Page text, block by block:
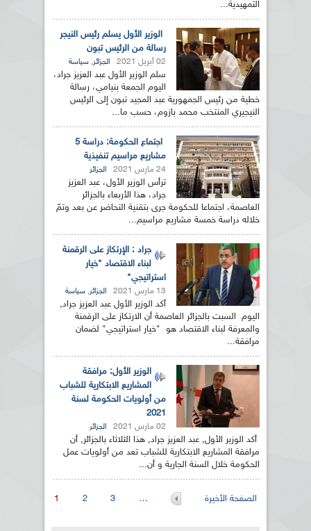
التمهيدية...
الوزير الأول يسلم رئيس النيجر
رسالة من الرئيس تبون
02 أبريل 2021 الجزائر, سياسة
سلم الوزير الأول عبد العزيز جراد،
اليوم الجمعة بنيامي، رسالة
خطية من رئيس الجمهورية عبد المجيد تبون إلى الرئيس
النيجيري المنتخب محمد بازوم، حسب ما...
اجتماع الحكومة: دراسة 5
مشاريع مراسيم تنفيذية
24 مارس 2021 الجزائر
ترأس الوزير الأول، عبد العزيز
جراد، هذا الأربعاء بالجزائر
العاصمة، اجتماعا للحكومة جرى بتقنية التحاضر عن بعد وتمّ
خلاله دراسة خمسة مشاريع مراسيم...
جراد : الإرتكاز على الرقمنة
لبناء الاقتصاد "خيار
استراتيجي"
13 مارس 2021 الجزائر, سياسة
أكد الوزير الأول عبد العزيز جراد,
اليوم السبت بالجزائر العاصمة أن الارتكاز على الرقمنة
والمعرفة لبناء الاقتصاد هو "خيار استراتيجي" لضمان
مرافقة...
الوزير الأول: مرافقة
المشاريع الابتكارية للشباب
من أولويات الحكومة لسنة
2021
02 مارس 2021 الجزائر
أكد الوزير الأول, عبد العزيز جراد, هذا الثلاثاء بالجزائر, أن
مرافقة المشاريع الابتكارية للشباب تعد من أولويات عمل
الحكومة خلال السنة الجارية و أن...
الصفحات 1 2 3 … الصفحة الأخيرة